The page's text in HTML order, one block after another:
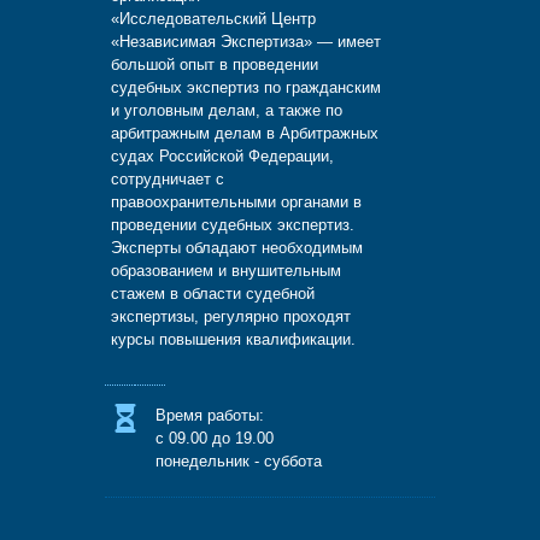
«Исследовательский Центр
«Независимая Экспертиза» — имеет
большой опыт в проведении
судебных экспертиз по гражданским
и уголовным делам, а также по
арбитражным делам в Арбитражных
судах Российской Федерации,
сотрудничает с
правоохранительными органами в
проведении судебных экспертиз.
Эксперты обладают необходимым
образованием и внушительным
стажем в области судебной
экспертизы, регулярно проходят
курсы повышения квалификации.
Время работы:
с 09.00 до 19.00
понедельник - суббота